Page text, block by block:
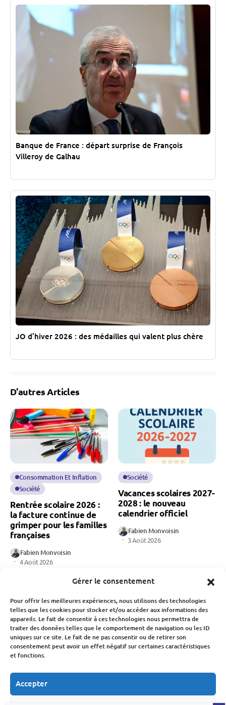
Gérer le consentement
Pour offrir les meilleures expériences, nous utilisons des technologies
telles que les cookies pour stocker et/ou accéder aux informations des
appareils. Le fait de consentir à ces technologies nous permettra de
traiter des données telles que le comportement de navigation ou les ID
uniques sur ce site. Le fait de ne pas consentir ou de retirer son
consentement peut avoir un effet négatif sur certaines caractéristiques
et fonctions.
Accepter
Banque de France : départ surprise de François
Villeroy de Galhau
JO d’hiver 2026 : des médailles qui valent plus chère
D'autres Articles
Consommation Et Inflation
Société
Rentrée scolaire 2026 :
la facture continue de
grimper pour les familles
françaises
Fabien Monvoisin
4 Août 2026
Société
Vacances scolaires 2027-
2028 : le nouveau
calendrier officiel
Fabien Monvoisin
3 Août 2026
Société Sport
Nouveau sélectionneur
comment « Zizou » est
devenu l’une des plus
Société
Fabien Monvoisin